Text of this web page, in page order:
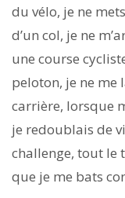
du vélo, je ne
d’un col, je ne
une course
peloton, je ne me
carrière, lorsque
je redoublais de
challenge, tout le
que je me bats